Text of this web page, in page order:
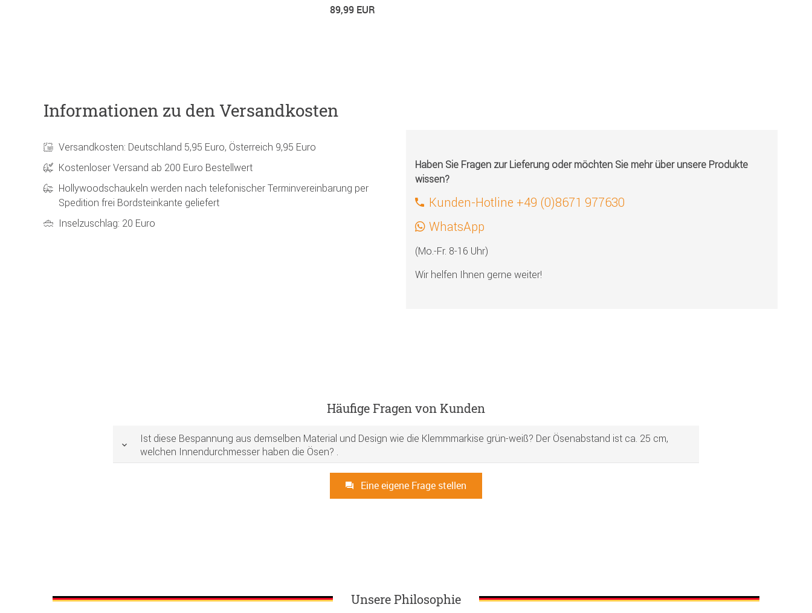
89,99 EUR
Informationen zu den Versandkosten
Versandkosten: Deutschland 5,95 Euro, Österreich 9,95 Euro
Kostenloser Versand ab 200 Euro Bestellwert
Hollywoodschaukeln werden nach telefonischer Terminvereinbarung per
Spedition frei Bordsteinkante geliefert
Inselzuschlag: 20 Euro
Haben Sie Fragen zur Lieferung oder möchten Sie mehr über unsere Produkte
wissen?
Kunden-Hotline +49 (0)8671 977630
WhatsApp
(Mo.-Fr. 8-16 Uhr)
Wir helfen Ihnen gerne weiter!
Häufige Fragen von Kunden
Ist diese Bespannung aus demselben Material und Design wie die Klemmmarkise grün-weiß? Der Ösenabstand ist ca. 25 cm,
welchen Innendurchmesser haben die Ösen? .
Eine eigene Frage stellen
Unsere Philosophie